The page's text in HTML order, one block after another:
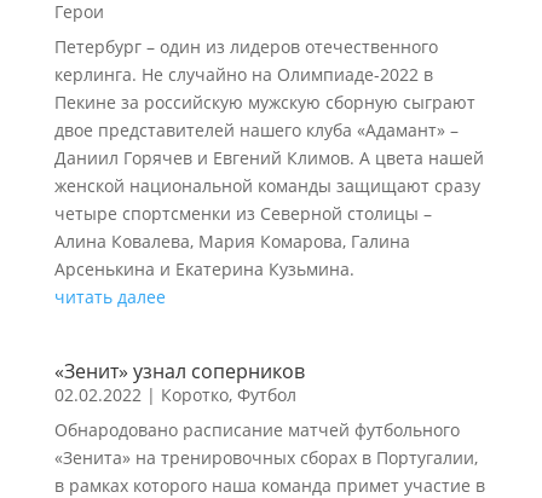
Герои
Петербург – один из лидеров отечественного
керлинга. Не случайно на Олимпиаде-2022 в
Пекине за российскую мужскую сборную сыграют
двое представителей нашего клуба «Адамант» –
Даниил Горячев и Евгений Климов. А цвета нашей
женской национальной команды защищают сразу
четыре спортсменки из Северной столицы –
Алина Ковалева, Мария Комарова, Галина
Арсенькина и Екатерина Кузьмина.
читать далее
«Зенит» узнал соперников
02.02.2022| Коротко, Футбол
Обнародовано расписание матчей футбольного
«Зенита» на тренировочных сборах в Португалии,
в рамках которого наша команда примет участие в